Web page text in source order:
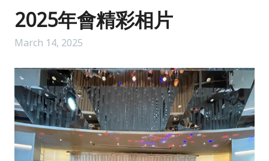
2025年會精彩相片
March 14, 2025